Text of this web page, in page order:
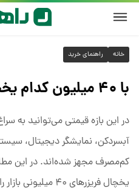
خانه راهنمای خرید
با ۴۰ میلیون کدام یخچال فریزر را بخریم؟
در این بازه قیمتی می‌توانید به
آبسردکن، نمایشگر دیجیتال،
یخچال فریزرهای ۴۰